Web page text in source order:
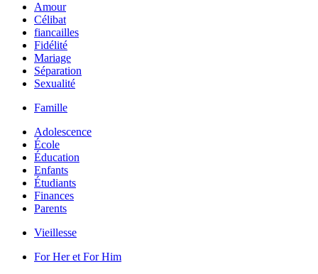
Amour
Célibat
fiancailles
Fidélité
Mariage
Séparation
Sexualité
Famille
Adolescence
École
Éducation
Enfants
Étudiants
Finances
Parents
Vieillesse
For Her et For Him